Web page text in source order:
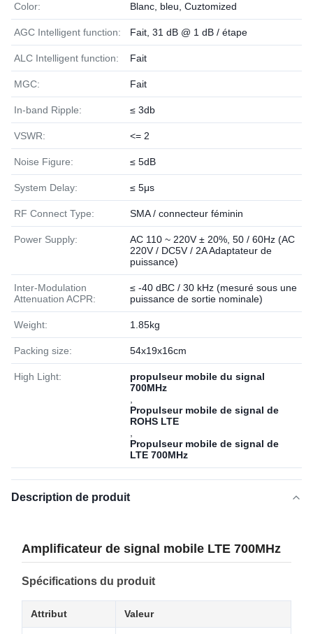
Color: Blanc, bleu, Cuztomized
AGC Intelligent function: Fait, 31 dB @ 1 dB / étape
ALC Intelligent function: Fait
MGC: Fait
In-band Ripple: ≤ 3db
VSWR: <= 2
Noise Figure: ≤ 5dB
System Delay: ≤ 5μs
RF Connect Type: SMA / connecteur féminin
Power Supply:
AC 110 ~ 220V ± 20%, 50 / 60Hz (AC
220V / DC5V / 2A Adaptateur de
puissance)
Inter-Modulation
Attenuation ACPR:
≤ -40 dBC / 30 kHz (mesuré sous une
puissance de sortie nominale)
Weight: 1.85kg
Packing size: 54x19x16cm
High Light:
propulseur mobile du signal
700MHz
Propulseur mobile de signal de
ROHS LTE
Propulseur mobile de signal de
LTE 700MHz
Description de produit
Amplificateur de signal mobile LTE 700MHz
Spécifications du produit
Attribut Valeur